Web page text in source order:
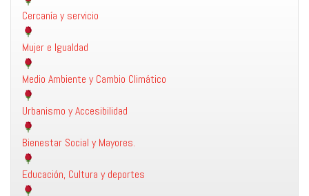
Cercanía y servicio
Mujer e Igualdad
Medio Ambiente y Cambio Climático
Urbanismo y Accesibilidad
Bienestar Social y Mayores.
Educación, Cultura y deportes